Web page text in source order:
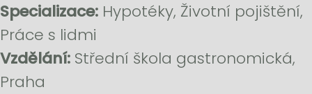
Specializace: Hypotéky, Životní pojištění,
Práce s lidmi
Vzdělání: Střední škola gastronomická,
Praha